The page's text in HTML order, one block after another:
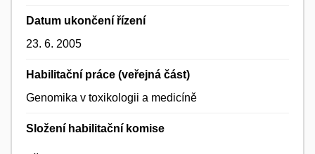
Datum ukončení řízení
23. 6. 2005
Habilitační práce (veřejná část)
Genomika v toxikologii a medicíně
Složení habilitační komise